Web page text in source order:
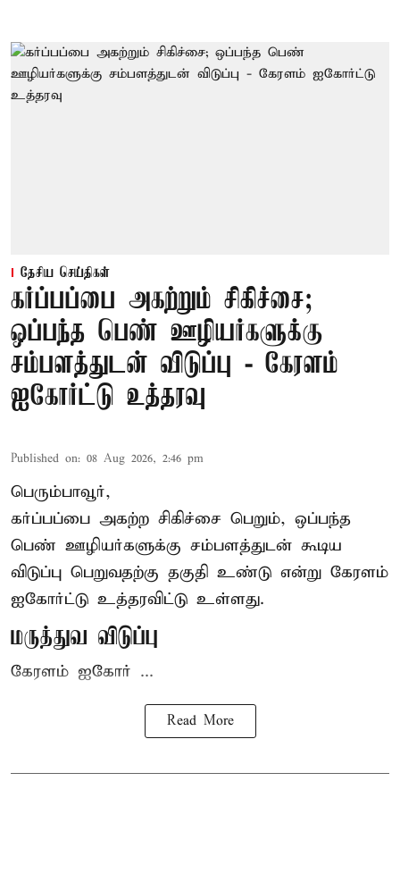
தேசிய செய்திகள்
கர்ப்பப்பை அகற்றும் சிகிச்சை;
ஒப்பந்த பெண் ஊழியர்களுக்கு
சம்பளத்துடன் விடுப்பு - கேரளம்
ஐகோர்ட்டு உத்தரவு
Published on: 08 Aug 2026, 2:46 pm
பெரும்பாவூர்,
கர்ப்பப்பை அகற்ற சிகிச்சை பெறும், ஒப்பந்த
பெண் ஊழியர்களுக்கு சம்பளத்துடன் கூடிய
விடுப்பு பெறுவதற்கு தகுதி உண்டு என்று கேரளம்
ஐகோர்ட்டு உத்தரவிட்டு உள்ளது.
மருத்துவ விடுப்பு
கேரளம் ஐகோர் ...
Read More